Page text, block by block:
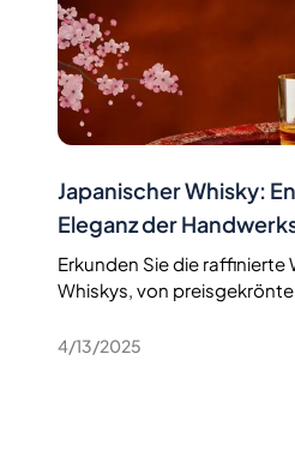
Japanischer Whisky:
Eleganz der
Erkunden Sie die raffinierte
Whiskys, von
4/13/2025